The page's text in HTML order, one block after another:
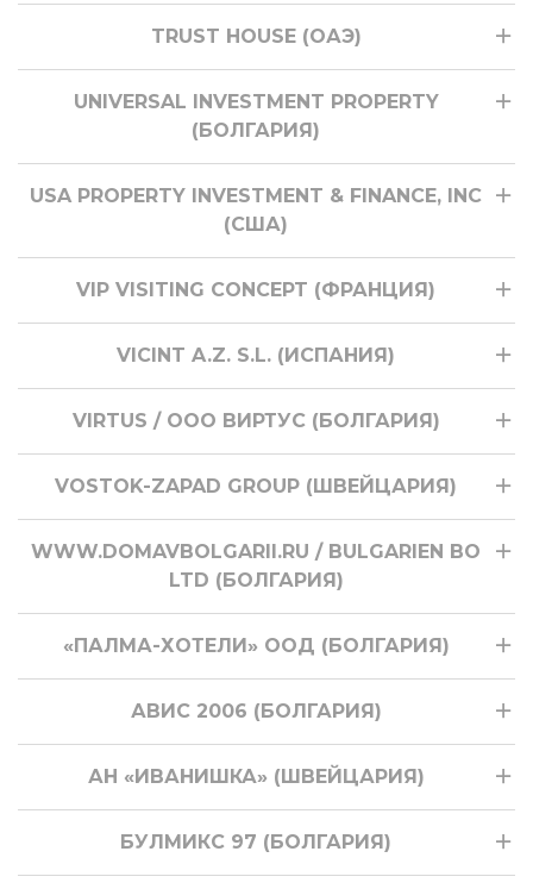
TRUST HOUSE (ОАЭ)
UNIVERSAL INVESTMENT PROPERTY
(БОЛГАРИЯ)
USA PROPERTY INVESTMENT & FINANCE, INC
(США)
VIP VISITING CONCEPT (ФРАНЦИЯ)
VICINT A.Z. S.L. (ИСПАНИЯ)
VIRTUS / ООО ВИРТУС (БОЛГАРИЯ)
VOSTOK-ZAPAD GROUP (ШВЕЙЦАРИЯ)
WWW.DOMAVBOLGARII.RU / BULGARIEN BO
LTD (БОЛГАРИЯ)
«ПАЛМА-ХОТЕЛИ» ООД (БОЛГАРИЯ)
АВИС 2006 (БОЛГАРИЯ)
АН «ИВАНИШКА» (ШВЕЙЦАРИЯ)
БУЛМИКС 97 (БОЛГАРИЯ)